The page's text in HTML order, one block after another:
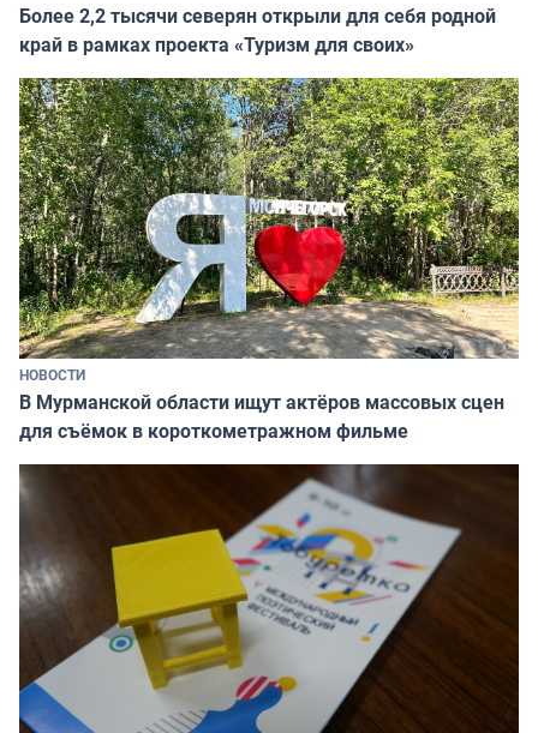
Более 2,2 тысячи северян открыли для себя родной
край в рамках проекта «Туризм для своих»
НОВОСТИ
В Мурманской области ищут актёров массовых сцен
для съёмок в короткометражном фильме